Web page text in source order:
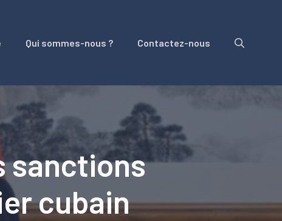
Qui sommes-nous ? Contactez-nous
sanctions
cubain